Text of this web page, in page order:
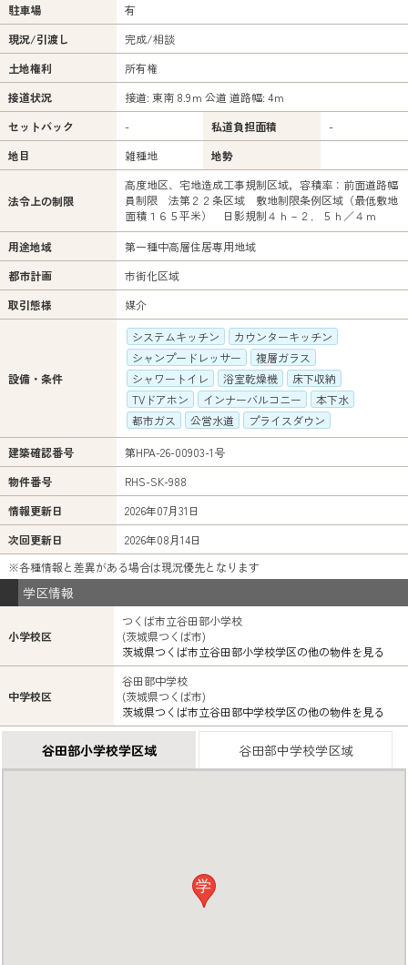
駐車場
有
現況/引渡し
完成/相談
土地権利
所有権
接道状況
接道: 東南 8.9ｍ 公道 道路幅: 4ｍ
セットバック
- 私道負担面積
-
地目
雑種地 地勢
法令上の制限
高度地区、宅地造成工事規制区域，容積率：前面道路幅
員制限 法第２２条区域 敷地制限条例区域（最低敷地
面積１６５平米） 日影規制４ｈ－２．５ｈ／４ｍ
用途地域
第一種中高層住居専用地域
都市計画
市街化区域
取引態様
媒介
設備・条件
システムキッチン
カウンターキッチン
シャンプードレッサー
複層ガラス
シャワートイレ
浴室乾燥機
床下収納
TVドアホン
インナーバルコニー
本下水
都市ガス
公営水道 プライスダウン
建築確認番号
第HPA-26-00903-1号
物件番号
RHS-SK-988
情報更新日
2026年07月31日
次回更新日
2026年08月14日
※各種情報と差異がある場合は現況優先となります
学区情報
小学校区
つくば市立谷田部小学校
(茨城県つくば市)
茨城県つくば市立谷田部小学校学区の他の物件を見る
中学校区
谷田部中学校
(茨城県つくば市)
茨城県つくば市立谷田部中学校学区の他の物件を見る
谷田部小学校学区域 谷田部中学校学区域
学